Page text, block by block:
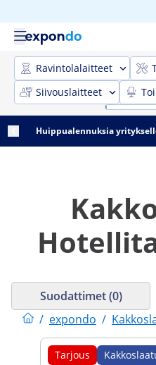
Ravintolalaitteet
Siivouslaitteet
Huippualennuksia
/ expondo /
Suodattimet (0)
Tarjous